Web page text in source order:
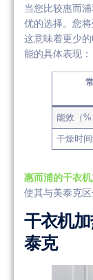
当您比较惠而
优的选择。您
这意味着更少
能的具体表现：
能效（%
干燥时间
惠而浦的干衣
使其与美泰克区
干衣机
泰克